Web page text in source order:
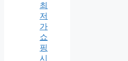
최
저
가
쇼
핑
시